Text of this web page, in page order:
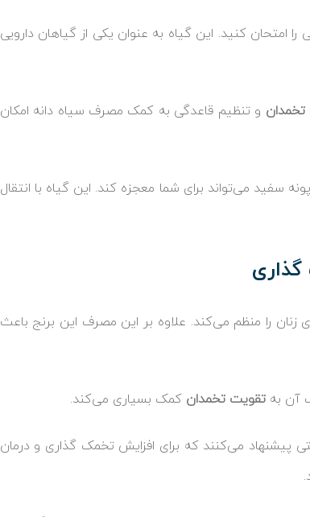
را امتحان کنید. این گیاه به عنوان یکی از گیاهان دارویی
و تنظیم قاعدگی به کمک مصرف سیاه دانه امکان
سفید می‌تواند برای شما معجزه کند. این گیاه با انتقال
زنان را منظم می‌کند. علاوه بر این مصرف این برنج باعث
تقویت تخمدان کمک بسیاری می‌کند.
می‌کنند که برای افزایش تخمک گذاری و درمان